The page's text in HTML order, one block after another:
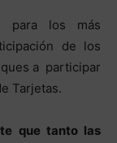
para los más
de los
a participar
Tarjetas.
que tanto las